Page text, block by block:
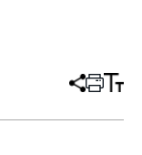
分
章
打 调
小